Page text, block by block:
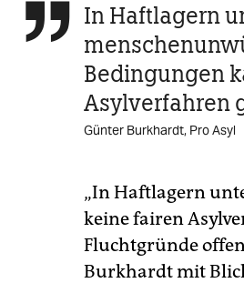
 In Haftlagern
Bedingungen
Asylverfahren
Günter Burkhardt, Pro Asyl
„In Haftlagern
keine fairen
Fluchtgründe
Burkhardt mit